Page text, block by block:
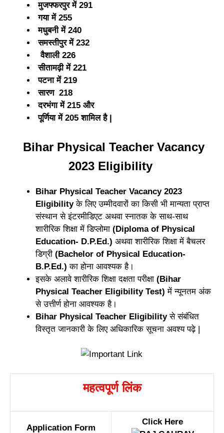
मुजफ्फरपुर में 291
गया में 255
मधुबनी में 240
समस्तीपुर में 232
वैशाली 226
सीतामढ़ी में 221
पटना में 219
सारण 218
दरभंगा में 215 और
पूर्णिया में 205 शामिल है |
Bihar Physical Teacher Vacancy
2023 Eligibility
Bihar Physical Teacher Vacancy 2023
Eligibilityके लिए उम्मीदवारों का किसी भी मान्यता प्राप्त
संस्थान से इंटरमीडिएट अथवा स्नातक के साथ-साथ
शारीरिक शिक्षा में डिप्लोमा (Diploma of Physical
Education- D.P.Ed.) अथवा शारीरिक शिक्षा में बैचलर
डिग्री (Bachelor of Physical Education-
B.P.Ed.) का होना आवश्यक है।
इसके अलावे शारीरिक शिक्षा दक्षता परीक्षा (Bihar
Physical Teacher Eligibility Test) में न्यूनतम अंक
से उत्तीर्ण होना आवश्यक है।
Bihar Physical Teacher Eligibilityसे संबंधित
विस्तृत जानकारी के लिए अधिकारिक सूचना अवश्य पढ़े |
महत्वपूर्ण लिंक
Application Form
Click Here